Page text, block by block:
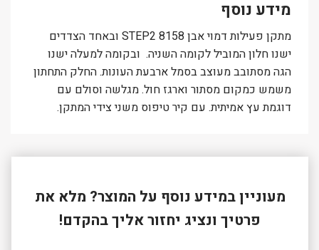
מידע נוסף
מתקן פעילות דמוי אבן 8158 STEP2 ובאחד הצדדים
ישנו חלון המוביל לקומה השניה. ובקומה למעלה ישנו
הגה מסתובב מעוצב בסמל ארבעת העונות. החלק התחתון
משמש כמקום מסתור וארגז חול. מגלשה וסולם עם
דוגמת עץ אמיתית. עם קיר טיפוס משני צידי המתקן.
מעוניין במידע נוסף על המוצר? מלא את
פרטיך ונציג יחזור אליך בהקדם!